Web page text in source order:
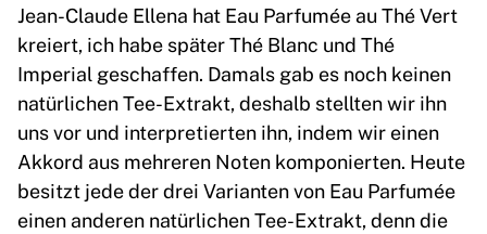
Jean-Claude Ellena hat Eau Parfumée au Thé Vert
kreiert, ich habe später Thé Blanc und Thé
Imperial geschaffen. Damals gab es noch keinen
natürlichen Tee-Extrakt, deshalb stellten wir ihn
uns vor und interpretierten ihn, indem wir einen
Akkord aus mehreren Noten komponierten. Heute
besitzt jede der drei Varianten von Eau Parfumée
einen anderen natürlichen Tee-Extrakt, denn die